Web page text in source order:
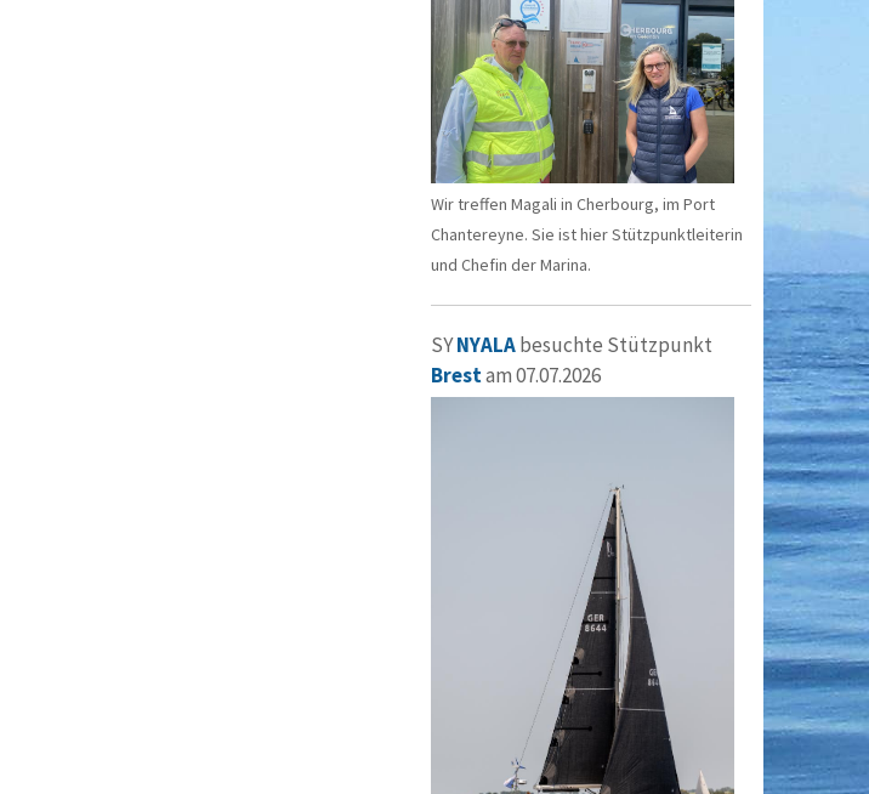
Wir treffen Magali in Cherbourg, im Port
Chantereyne. Sie ist hier Stützpunktleiterin
und Chefin der Marina.
SYNYALAbesuchte Stützpunkt
Brestam 07.07.2026